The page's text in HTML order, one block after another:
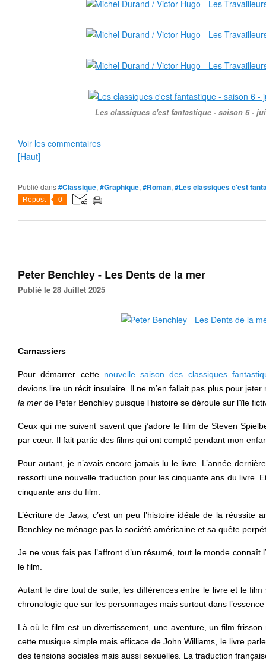
Les classiques c'est fantastique - saison 6 -
Voir les commentaires
[Haut]
Publié dans#Classique, #Graphique, #Roman, #Les classiques c'est
Repost 0
Peter Benchley - Les Dents de la mer
Publié le 28 Juillet 2025
Carnassiers
Pour démarrer cette nouvelle saison des classiques
devions lire un récit insulaire. Il ne m’en fallait pas plus pour
la mer de Peter Benchley puisque l’histoire se déroule sur l’île
Ceux qui me suivent savent que j’adore le film de Steven
par cœur. Il fait partie des films qui ont compté pendant mon
Pour autant, je n’avais encore jamais lu le livre. L’année
ressorti une nouvelle traduction pour les cinquante ans du livre.
cinquante ans du film.
L’écriture de Jaws, c’est un peu l’histoire idéale de la réussite
Benchley ne ménage pas la société américaine et sa quête
Je ne vous fais pas l’affront d’un résumé, tout le monde connaît
le film.
Autant le dire tout de suite, les différences entre le livre et le
chronologie que sur les personnages mais surtout dans
Là où le film est un divertissement, une aventure, un film
cette musique simple mais efficace de John Williams, le livre
des tensions sociales mais aussi sexuelles. La traduction